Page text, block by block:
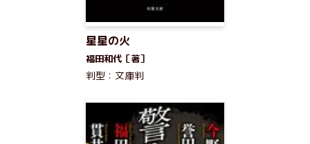
星星の火
福田和代［著］
判型：文庫判